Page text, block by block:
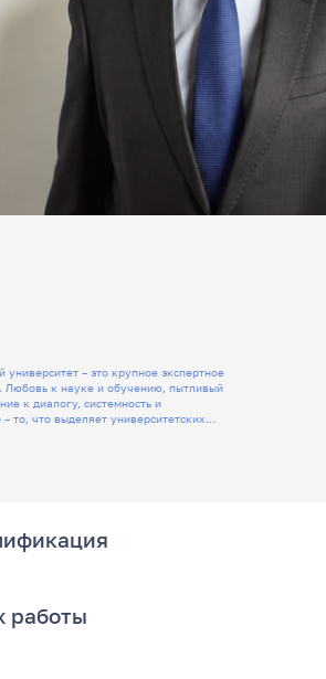
университет – это крупное экспертное
Любовь к науке и обучению, пытливый
то, что выделяет университетских
работы